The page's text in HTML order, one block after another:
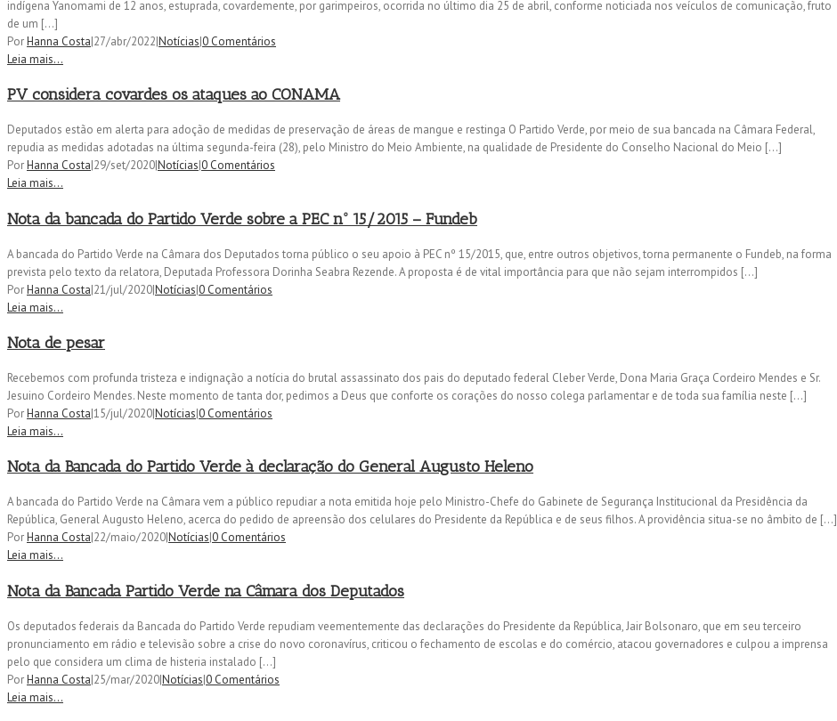
indígena Yanomami de 12 anos, estuprada, covardemente, por garimpeiros, ocorrida no último dia 25 de abril, conforme noticiada nos veículos de comunicação, fruto
de um […]
PorHanna Costa|27/abr/2022|Notícias|0 Comentários
Leia mais...
PV considera covardes os ataques ao CONAMA
Deputados estão em alerta para adoção de medidas de preservação de áreas de mangue e restinga O Partido Verde, por meio de sua bancada na Câmara Federal,
repudia as medidas adotadas na última segunda-feira (28), pelo Ministro do Meio Ambiente, na qualidade de Presidente do Conselho Nacional do Meio […]
PorHanna Costa|29/set/2020|Notícias|0 Comentários
Leia mais...
Nota da bancada do Partido Verde sobre a PEC nº 15/2015 – Fundeb
A bancada do Partido Verde na Câmara dos Deputados torna público o seu apoio à PEC nº 15/2015, que, entre outros objetivos, torna permanente o Fundeb, na forma
prevista pelo texto da relatora, Deputada Professora Dorinha Seabra Rezende. A proposta é de vital importância para que não sejam interrompidos […]
PorHanna Costa|21/jul/2020|Notícias|0 Comentários
Leia mais...
Nota de pesar
Recebemos com profunda tristeza e indignação a notícia do brutal assassinato dos pais do deputado federal Cleber Verde, Dona Maria Graça Cordeiro Mendes e Sr.
Jesuino Cordeiro Mendes. Neste momento de tanta dor, pedimos a Deus que conforte os corações do nosso colega parlamentar e de toda sua família neste […]
PorHanna Costa|15/jul/2020|Notícias|0 Comentários
Leia mais...
Nota da Bancada do Partido Verde à declaração do General Augusto Heleno
A bancada do Partido Verde na Câmara vem a público repudiar a nota emitida hoje pelo Ministro-Chefe do Gabinete de Segurança Institucional da Presidência da
República, General Augusto Heleno, acerca do pedido de apreensão dos celulares do Presidente da República e de seus filhos. A providência situa-se no âmbito de […]
PorHanna Costa|22/maio/2020|Notícias|0 Comentários
Leia mais...
Nota da Bancada Partido Verde na Câmara dos Deputados
Os deputados federais da Bancada do Partido Verde repudiam veementemente das declarações do Presidente da República, Jair Bolsonaro, que em seu terceiro
pronunciamento em rádio e televisão sobre a crise do novo coronavírus, criticou o fechamento de escolas e do comércio, atacou governadores e culpou a imprensa
pelo que considera um clima de histeria instalado […]
PorHanna Costa|25/mar/2020|Notícias|0 Comentários
Leia mais...